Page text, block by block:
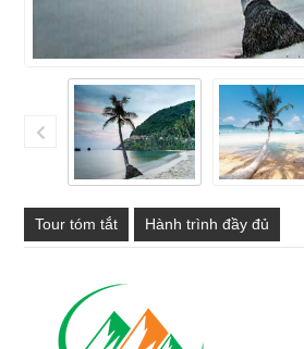
Tour tóm tắt Hành trình đầy đủ